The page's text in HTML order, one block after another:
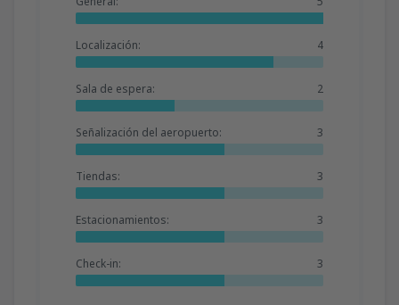
Localización: 4
Sala de espera: 2
Señalización del aeropuerto: 3
Tiendas: 3
Estacionamientos: 3
Check-in: 3